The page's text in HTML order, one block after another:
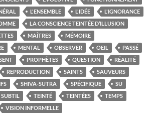
L'ENSEMBLE L'IDÉE
L'IGNORANCE
LA CONSCIENCE TEINTÉE D’ILLUSION
MAÎTRES
MÉMOIRE
MENTAL OBSERVER OEIL
PASSÉ
PROPHÈTES QUESTION
RÉALITÉ
REPRODUCTION SAINTS
SAUVEURS
SHIVA-SUTRA SPÉCIFIQUE
SU
SUBTIL TEINTÉ TEINTÉES
TEMPS
VISION INFORMELLE